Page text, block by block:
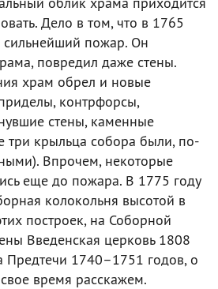
Дело в том, что в 1765
сильнейший пожар. Он
повредил даже стены.
храм обрел и новые
контрфорсы,
стены, каменные
три крыльца собора были, по-
Впрочем, некоторые
еще до пожара. В 1775 году
колокольня высотой в
построек, на Соборной
Введенская церковь 1808
Предтечи 1740–1751 годов, о
время расскажем.